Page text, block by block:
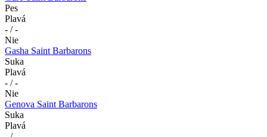
Pes
Plavá
- / -
Nie
Gasha Saint Barbarons
Suka
Plavá
- / -
Nie
Genova Saint Barbarons
Suka
Plavá